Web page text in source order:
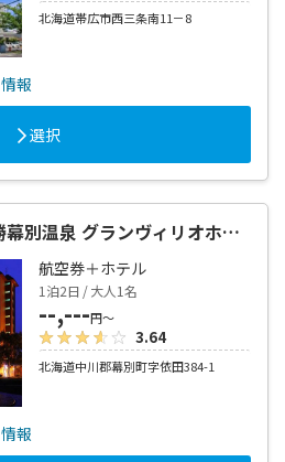
北海道帯広市西三条南11－8
情報
選択
十勝幕別天然温泉 十勝幕別温泉 グランヴィリオホテル
航空券＋ホテル
1泊2日 / 大人1名
--,---円～
3.64
北海道中川郡幕別町字依田384-1
情報